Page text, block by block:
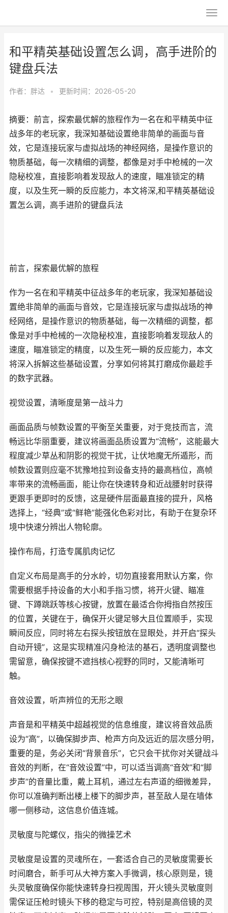
和平精英基础设置怎么调，高手进阶的
键盘兵法
作者： 胖达 • 更新时间：2026-05-20
摘要：前言，探索最优解的旅程作为一名在和平精英中征
战多年的老玩家，我深知基础设置绝非简单的画面与音
效，它是连接玩家与虚拟战场的神经网络，是操作意识的
物质基础，每一次精细的调整，都像是对手中枪械的一次
隐秘校准，直接影响着发现敌人的速度，瞄准锁定的精
度，以及生死一瞬的反应能力，本文将深,和平精英基础设
置怎么调，高手进阶的键盘兵法
前言，探索最优解的旅程
作为一名在和平精英中征战多年的老玩家，我深知基础设
置绝非简单的画面与音效，它是连接玩家与虚拟战场的神
经网络，是操作意识的物质基础，每一次精细的调整，都
像是对手中枪械的一次隐秘校准，直接影响着发现敌人的
速度，瞄准锁定的精度，以及生死一瞬的反应能力，本文
将深入拆解这些基础设置，分享如何将其打磨成你最趁手
的数字武器。
视觉设置，清晰度是第一战斗力
画面品质与帧数设置的平衡至关重要，对于竞技而言，流
畅远比华丽重要，建议将画面品质设置为“流畅”，这能最大
程度减少草丛和阴影的视觉干扰，让伏地魔无所遁形，而
帧数设置则应毫不犹豫地拉到设备支持的最高档位，高帧
率带来的流畅画面，能让你在快速转身和近战腰射时获得
更跟手更即时的反馈，这是硬件层面最直接的提升，风格
选择上，“经典”或“鲜艳”能强化色彩对比，有助于在复杂环
境中快速分辨出人物轮廓。
操作布局，打造专属肌肉记忆
自定义布局是高手的分水岭，切勿直接套用默认方案，你
需要根据手持设备的大小和手指习惯，将开火键、瞄准
键、下蹲跳跃等核心按键，放置在最适合你拇指自然按压
的位置，关键在于，确保开火键足够大且位置顺手，实现
瞬间反应，同时将左右探头按钮放在显眼处，并开启“探头
自动开镜”，这是实现精准闪身枪法的基石，透明度调整也
需留意，确保按键不遮挡核心视野的同时，又能清晰可
触。
音效设置，听声辨位的无形之眼
声音是和平精英中超越视觉的信息维度，建议将音效品质
设为“高”，以确保脚步声、枪声方向及远近的层次感分明，
重要的是，务必关闭“背景音乐”，它只会干扰你对关键战斗
音效的判断，在“音效设置”中，可以适当调高“音效”和“脚
步声”的音量比重，戴上耳机，通过左右声道的细微差异，
你可以准确判断出楼上楼下的脚步声，甚至敌人是在墙体
哪一侧移动，这信息价值连城。
灵敏度与陀螺仪，指尖的微操艺术
灵敏度是设置的灵魂所在，一套适合自己的灵敏度需要长
时间磨合，新手可从大神方案入手微调，核心原则是，镜
头灵敏度确保你能快速转身扫视周围，开火镜头灵敏度则
需保证压枪时镜头下移的稳定与可控，特别是高倍镜的灵